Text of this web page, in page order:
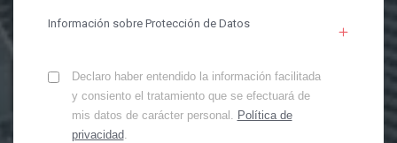
Información sobre Protección de Datos
Declaro haber entendido la información facilitada
y consiento el tratamiento que se efectuará de
mis datos de carácter personal. Política de
privacidad.